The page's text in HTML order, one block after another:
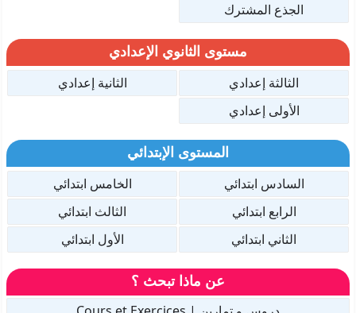
الجذع المشترك
مستوى الثانوي الإعدادي
الثالثة إعدادي
الثانية إعدادي
الأولى إعدادي
المستوى الإبتدائي
السادس ابتدائي
الخامس ابتدائي
الرابع ابتدائي
الثالث ابتدائي
الثاني ابتدائي
الأول ابتدائي
عن ماذا تبحث ؟